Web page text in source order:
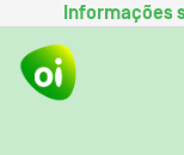
Informações